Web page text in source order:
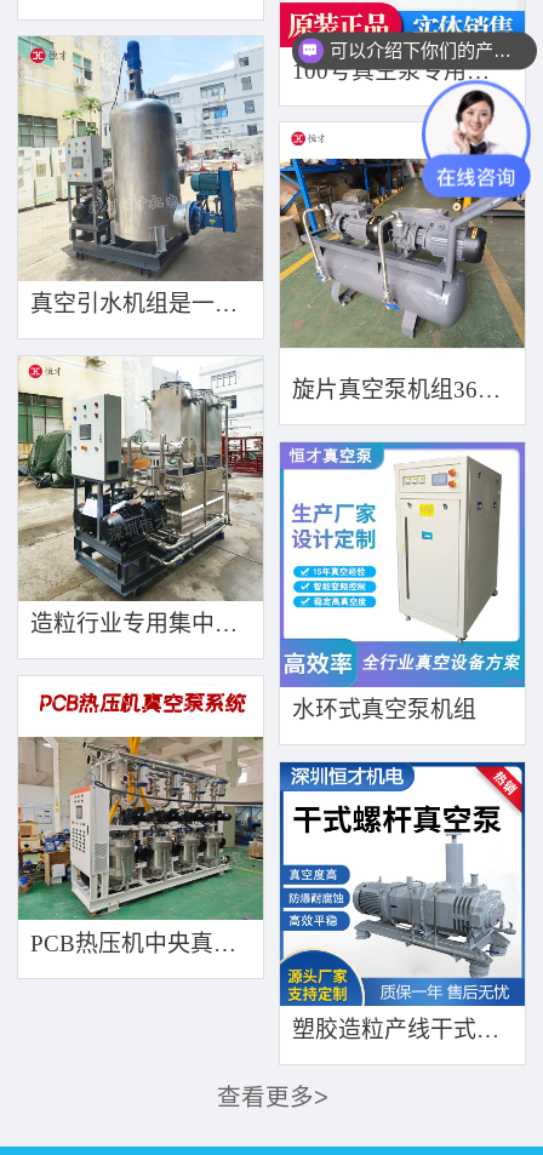
100号真空泵专用油 合成透明 低蒸汽压 热稳定性强 适用于多种真空泵 规格齐全
真空引水机组是一款集高效引水装置可过滤泥水沙石
旋片真空泵机组360度轮移动方便携带
造粒行业专用集中水环真空泵机组带动多产线
水环式真空泵机组
PCB热压机中央真空泵系统集中抽真空
塑胶造粒产线干式无油真空泵系统集中抽真空
可以介绍下你们的产品么？